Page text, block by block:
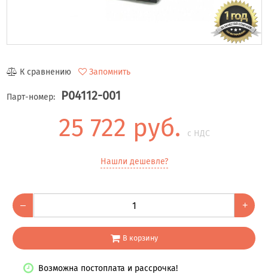
К сравнению Запомнить
Парт-номер: P04112-001
25 722 руб. с НДС
Нашли дешевле?
– +
В корзину
Возможна постоплата и рассрочка!